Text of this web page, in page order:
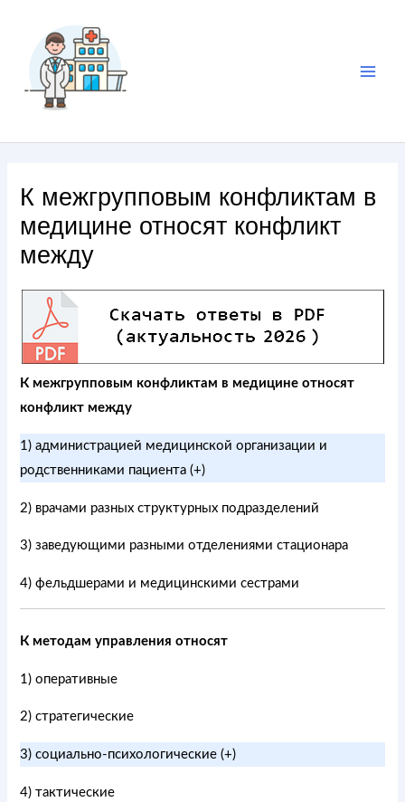
К межгрупповым конфликтам в
медицине относят конфликт
между
К межгрупповым конфликтам в медицине относят
конфликт между
1) администрацией медицинской организации и
родственниками пациента (+)
2) врачами разных структурных подразделений
3) заведующими разными отделениями стационара
4) фельдшерами и медицинскими сестрами
К методам управления относят
1) оперативные
2) стратегические
3) социально-психологические (+)
4) тактические